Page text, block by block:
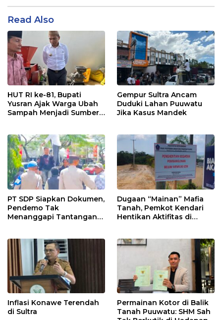
Read Also
HUT RI ke-81, Bupati
Yusran Ajak Warga Ubah
Sampah Menjadi Sumber
Gempur Sultra Ancam
Duduki Lahan Puuwatu
Jika Kasus Mandek
PT SDP Siapkan Dokumen,
Pendemo Tak
Menanggapi Tantangan
Dugaan “Mainan” Mafia
Tanah, Pemkot Kendari
Hentikan Aktifitas di
Inflasi Konawe Terendah
di Sultra
Permainan Kotor di Balik
Tanah Puuwatu: SHM Sah